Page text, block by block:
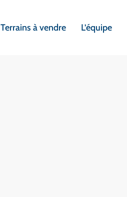
Terrains à vendre L’équipe